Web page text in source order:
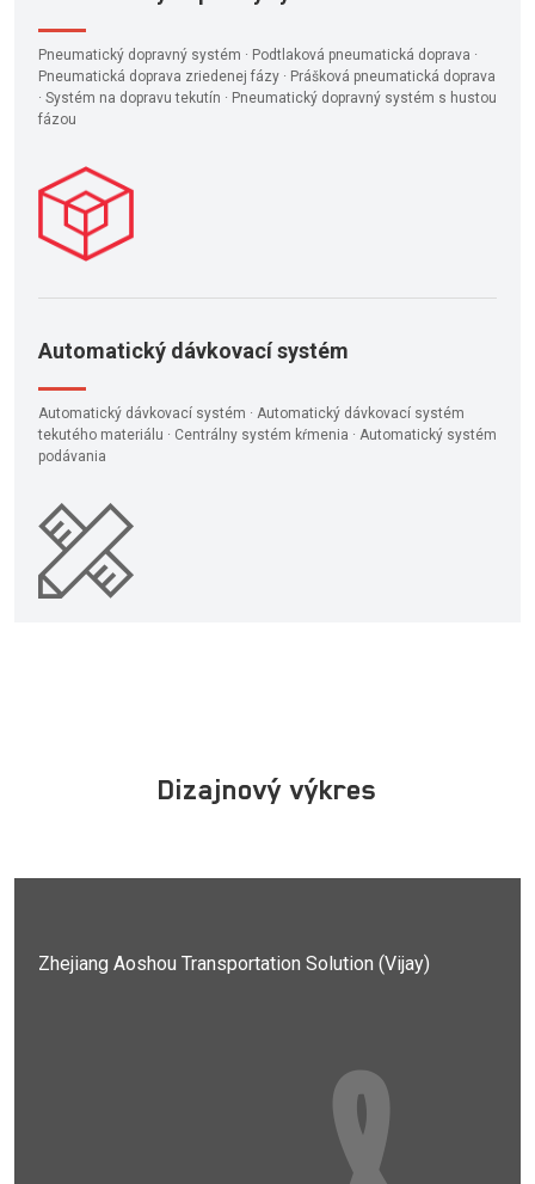
Pneumatický dopravný systém · Podtlaková pneumatická doprava ·
Pneumatická doprava zriedenej fázy · Prášková pneumatická doprava
· Systém na dopravu tekutín · Pneumatický dopravný systém s hustou
fázou
Automatický dávkovací systém
Automatický dávkovací systém · Automatický dávkovací systém
tekutého materiálu · Centrálny systém kŕmenia · Automatický systém
podávania
Dizajnový výkres
Zhejiang Aoshou Transportation Solution (Vijay)